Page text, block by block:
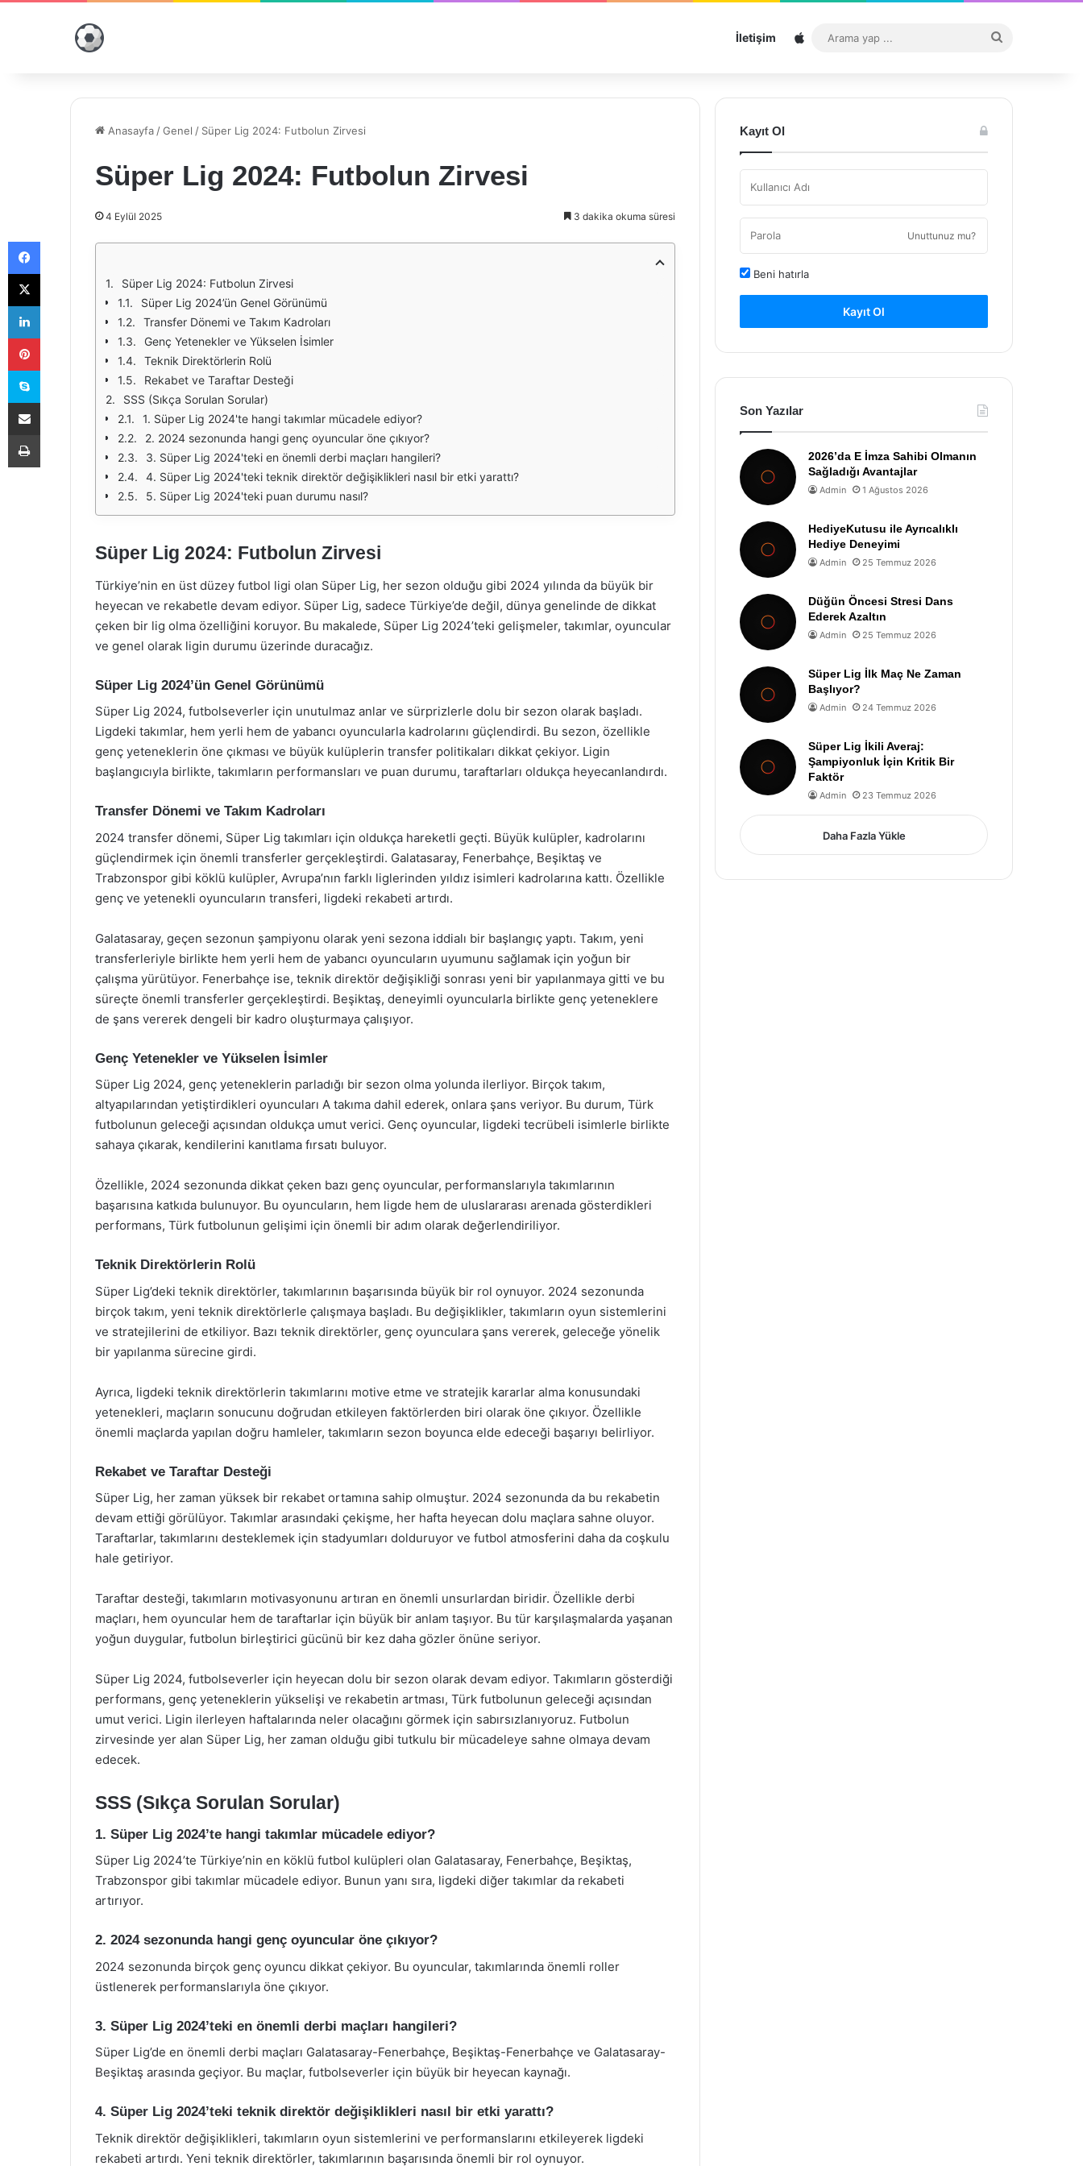
İletişim Sitemap
...
Anasayfa /Genel / Süper Lig 2024: Futbolun Zirvesi
Süper Lig 2024: Futbolun Zirvesi
4 Eylül 2025 3 dakika okuma süresi
Süper Lig 2024: Futbolun Zirvesi
Süper Lig 2024’ün Genel Görünümü
Transfer Dönemi ve Takım Kadroları
Genç Yetenekler ve Yükselen İsimler
Teknik Direktörlerin Rolü
Rekabet ve Taraftar Desteği
SSS (Sıkça Sorulan Sorular)
1. Süper Lig 2024'te hangi takımlar mücadele ediyor?
2. 2024 sezonunda hangi genç oyuncular öne çıkıyor?
3. Süper Lig 2024'teki en önemli derbi maçları hangileri?
4. Süper Lig 2024'teki teknik direktör değişiklikleri nasıl bir etki yarattı?
5. Süper Lig 2024'teki puan durumu nasıl?
Süper Lig 2024: Futbolun Zirvesi
Türkiye’nin en üst düzey futbol ligi olan Süper Lig, her sezon olduğu gibi 2024 yılında da büyük bir
heyecan ve rekabetle devam ediyor. Süper Lig, sadece Türkiye’de değil, dünya genelinde de dikkat
çeken bir lig olma özelliğini koruyor. Bu makalede, Süper Lig 2024’teki gelişmeler, takımlar, oyuncular
ve genel olarak ligin durumu üzerinde duracağız.
Süper Lig 2024’ün Genel Görünümü
Süper Lig 2024, futbolseverler için unutulmaz anlar ve sürprizlerle dolu bir sezon olarak başladı.
Ligdeki takımlar, hem yerli hem de yabancı oyuncularla kadrolarını güçlendirdi. Bu sezon, özellikle
genç yeteneklerin öne çıkması ve büyük kulüplerin transfer politikaları dikkat çekiyor. Ligin
başlangıcıyla birlikte, takımların performansları ve puan durumu, taraftarları oldukça heyecanlandırdı.
Transfer Dönemi ve Takım Kadroları
2024 transfer dönemi, Süper Lig takımları için oldukça hareketli geçti. Büyük kulüpler, kadrolarını
güçlendirmek için önemli transferler gerçekleştirdi. Galatasaray, Fenerbahçe, Beşiktaş ve
Trabzonspor gibi köklü kulüpler, Avrupa’nın farklı liglerinden yıldız isimleri kadrolarına kattı. Özellikle
genç ve yetenekli oyuncuların transferi, ligdeki rekabeti artırdı.
Galatasaray, geçen sezonun şampiyonu olarak yeni sezona iddialı bir başlangıç yaptı. Takım, yeni
transferleriyle birlikte hem yerli hem de yabancı oyuncuların uyumunu sağlamak için yoğun bir
çalışma yürütüyor. Fenerbahçe ise, teknik direktör değişikliği sonrası yeni bir yapılanmaya gitti ve bu
süreçte önemli transferler gerçekleştirdi. Beşiktaş, deneyimli oyuncularla birlikte genç yeteneklere
de şans vererek dengeli bir kadro oluşturmaya çalışıyor.
Genç Yetenekler ve Yükselen İsimler
Süper Lig 2024, genç yeteneklerin parladığı bir sezon olma yolunda ilerliyor. Birçok takım,
altyapılarından yetiştirdikleri oyuncuları A takıma dahil ederek, onlara şans veriyor. Bu durum, Türk
futbolunun geleceği açısından oldukça umut verici. Genç oyuncular, ligdeki tecrübeli isimlerle birlikte
sahaya çıkarak, kendilerini kanıtlama fırsatı buluyor.
Özellikle, 2024 sezonunda dikkat çeken bazı genç oyuncular, performanslarıyla takımlarının
başarısına katkıda bulunuyor. Bu oyuncuların, hem ligde hem de uluslararası arenada gösterdikleri
performans, Türk futbolunun gelişimi için önemli bir adım olarak değerlendiriliyor.
Teknik Direktörlerin Rolü
Süper Lig’deki teknik direktörler, takımlarının başarısında büyük bir rol oynuyor. 2024 sezonunda
birçok takım, yeni teknik direktörlerle çalışmaya başladı. Bu değişiklikler, takımların oyun sistemlerini
ve stratejilerini de etkiliyor. Bazı teknik direktörler, genç oyunculara şans vererek, geleceğe yönelik
bir yapılanma sürecine girdi.
Ayrıca, ligdeki teknik direktörlerin takımlarını motive etme ve stratejik kararlar alma konusundaki
yetenekleri, maçların sonucunu doğrudan etkileyen faktörlerden biri olarak öne çıkıyor. Özellikle
önemli maçlarda yapılan doğru hamleler, takımların sezon boyunca elde edeceği başarıyı belirliyor.
Rekabet ve Taraftar Desteği
Süper Lig, her zaman yüksek bir rekabet ortamına sahip olmuştur. 2024 sezonunda da bu rekabetin
devam ettiği görülüyor. Takımlar arasındaki çekişme, her hafta heyecan dolu maçlara sahne oluyor.
Taraftarlar, takımlarını desteklemek için stadyumları dolduruyor ve futbol atmosferini daha da coşkulu
hale getiriyor.
Taraftar desteği, takımların motivasyonunu artıran en önemli unsurlardan biridir. Özellikle derbi
maçları, hem oyuncular hem de taraftarlar için büyük bir anlam taşıyor. Bu tür karşılaşmalarda yaşanan
yoğun duygular, futbolun birleştirici gücünü bir kez daha gözler önüne seriyor.
Süper Lig 2024, futbolseverler için heyecan dolu bir sezon olarak devam ediyor. Takımların gösterdiği
performans, genç yeteneklerin yükselişi ve rekabetin artması, Türk futbolunun geleceği açısından
umut verici. Ligin ilerleyen haftalarında neler olacağını görmek için sabırsızlanıyoruz. Futbolun
zirvesinde yer alan Süper Lig, her zaman olduğu gibi tutkulu bir mücadeleye sahne olmaya devam
edecek.
SSS (Sıkça Sorulan Sorular)
1. Süper Lig 2024’te hangi takımlar mücadele ediyor?
Süper Lig 2024’te Türkiye’nin en köklü futbol kulüpleri olan Galatasaray, Fenerbahçe, Beşiktaş,
Trabzonspor gibi takımlar mücadele ediyor. Bunun yanı sıra, ligdeki diğer takımlar da rekabeti
artırıyor.
2. 2024 sezonunda hangi genç oyuncular öne çıkıyor?
2024 sezonunda birçok genç oyuncu dikkat çekiyor. Bu oyuncular, takımlarında önemli roller
üstlenerek performanslarıyla öne çıkıyor.
3. Süper Lig 2024’teki en önemli derbi maçları hangileri?
Süper Lig’de en önemli derbi maçları Galatasaray-Fenerbahçe, Beşiktaş-Fenerbahçe ve Galatasaray-
Beşiktaş arasında geçiyor. Bu maçlar, futbolseverler için büyük bir heyecan kaynağı.
4. Süper Lig 2024’teki teknik direktör değişiklikleri nasıl bir etki yarattı?
Teknik direktör değişiklikleri, takımların oyun sistemlerini ve performanslarını etkileyerek ligdeki
rekabeti artırdı. Yeni teknik direktörler, takımlarının başarısında önemli bir rol oynuyor.
Kayıt Ol
Unuttunuz mu?
Beni hatırla
Kayıt Ol
Son Yazılar
2026’da E İmza Sahibi Olmanın
Sağladığı Avantajlar
Admin 1 Ağustos 2026
HediyeKutusu ile Ayrıcalıklı
Hediye Deneyimi
Admin 25 Temmuz 2026
Düğün Öncesi Stresi Dans
Ederek Azaltın
Admin 25 Temmuz 2026
Süper Lig İlk Maç Ne Zaman
Başlıyor?
Admin 24 Temmuz 2026
Süper Lig İkili Averaj:
Şampiyonluk İçin Kritik Bir
Faktör
Admin 23 Temmuz 2026
Daha Fazla Yükle
Facebook
X
LinkedIn
Pinterest
Skype
E-Posta ile paylaş